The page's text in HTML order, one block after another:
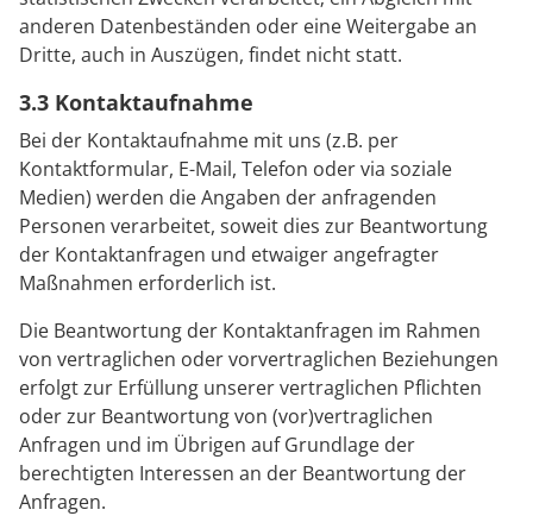
anderen Datenbeständen oder eine Weitergabe an
Dritte, auch in Auszügen, findet nicht statt.
3.3 Kontaktaufnahme
Bei der Kontaktaufnahme mit uns (z.B. per
Kontaktformular, E-Mail, Telefon oder via soziale
Medien) werden die Angaben der anfragenden
Personen verarbeitet, soweit dies zur Beantwortung
der Kontaktanfragen und etwaiger angefragter
Maßnahmen erforderlich ist.
Die Beantwortung der Kontaktanfragen im Rahmen
von vertraglichen oder vorvertraglichen Beziehungen
erfolgt zur Erfüllung unserer vertraglichen Pflichten
oder zur Beantwortung von (vor)vertraglichen
Anfragen und im Übrigen auf Grundlage der
berechtigten Interessen an der Beantwortung der
Anfragen.